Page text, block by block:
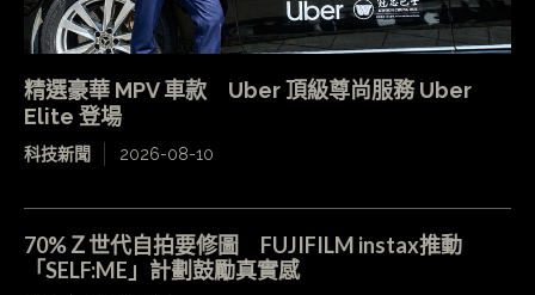
精選豪華 MPV 車款 Uber 頂級尊尚服務 Uber
Elite 登場
科技新聞 2026-08-10
70%Ｚ世代自拍要修圖 FUJIFILM instax推動
「SELF:ME」計劃鼓勵真實感